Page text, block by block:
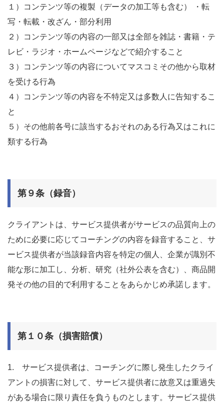
１）コンテンツ等の複製（データの加工等も含む） ・転
写・転載・改ざん・部分利用
２）コンテンツ等の内容の一部又は全部を雑誌・書籍・テ
レビ・ラジオ・ホームページなどで紹介すること
３）コンテンツ等の内容についてマスコミその他から取材
を受ける行為
４）コンテンツ等の内容を不特定又は多数人に告知するこ
と
５）その他前各号に該当するおそれのある行為又はこれに
類する行為
第９条（録音）
クライアントは、サービス提供者がサービスの品質向上の
ために必要に応じてコーチングの内容を録音すること、サ
ービス提供者が当該録音内容を特定の個人、企業が識別不
能な形に加工し、分析、研究（社外公表を含む）、商品開
発その他の目的で利用することをあらかじめ承諾します。
第１０条（損害賠償）
1. サービス提供者は、コーチングに際し発生したクライ
アントの損害に対して、サービス提供者に故意又は重過失
がある場合に限り責任を負うものとします。サービス提供